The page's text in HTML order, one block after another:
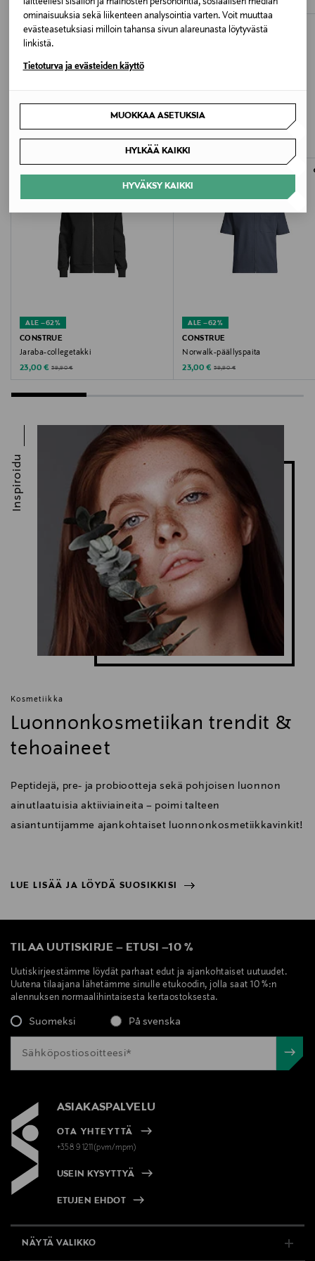
ominaisuuksia sekä liikenteen analysointia varten. Voit muuttaa
evästeasetuksiasi milloin tahansa sivun alareunasta löytyvästä
linkistä.
Tietoturva ja evästeiden käyttö
MUOKKAA ASETUKSIA
HYLKÄÄ KAIKKI
HYVÄKSY KAIKKI
-----
T-LAB Professional:n uusi ORGANICS -
hiustenhoitolinja keskittyy hiusten ja hiuspohjan
ongelmien hoitoon luonnosta saatavien,
ihoterapeuttisten aktiiviainesosien avulla.
15,90 € 23,90 € 24,95 €
LISÄÄ KIINNOSTAVIA
TUOTTEITA
ALE –62%
CONSTRUE
Jaraba-collegetakki
Discounted Price
23,00 € Original Price
59,90 €
ALE –62%
CONSTRUE
Norwalk-päällyspaita
Discounted Price
23,00 € Original Price
59,90 €
Kosmetiikka
Luonnonkosmetiikan trendit &
tehoaineet
Peptidejä, pre- ja probiootteja sekä pohjoisen luonnon
ainutlaatuisia aktiiviaineita – poimi talteen
asiantuntijamme ajankohtaiset luonnonkosmetiikkavinkit!
LUE LISÄÄ JA LÖYDÄ SUOSIKKISI
Inspiroidu
TILAA UUTISKIRJE – ETUSI –10 %
Uutiskirjeestämme löydät parhaat edut ja ajankohtaiset uutuudet.
Uutena tilaajana lähetämme sinulle etukoodin, jolla saat 10 %:n
alennuksen normaalihintaisesta kertaostoksesta.
Suomeksi På svenska
ASIAKASPALVELU
OTA YHTEYTTÄ
+358 9 1211(pvm/mpm)
USEIN KYSYTTYÄ
ETUJEN EHDOT
NÄYTÄ VALIKKO